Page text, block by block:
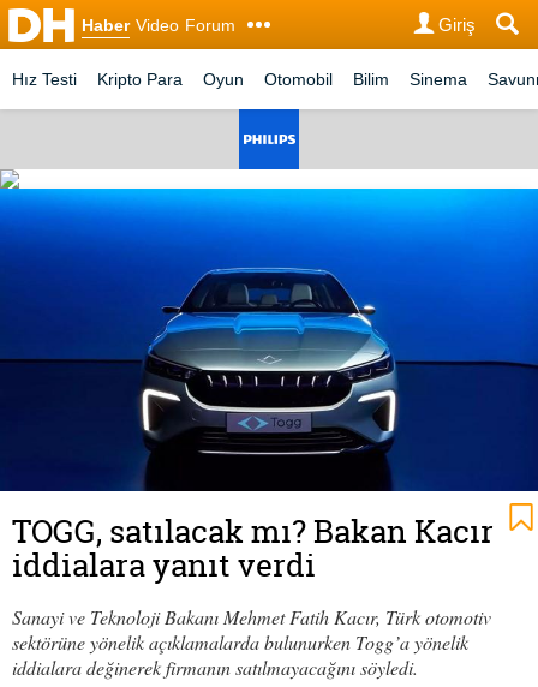
Haber Video Forum Giriş
Hız Testi Kripto Para Oyun Otomobil Bilim Sinema
TOGG, satılacak mı? Bakan Kacır
iddialara yanıt verdi
Sanayi ve Teknoloji Bakanı Mehmet Fatih Kacır, Türk otomotiv
sektörüne yönelik açıklamalarda bulunurken Togg’a yönelik
iddialara değinerek firmanın satılmayacağını söyledi.